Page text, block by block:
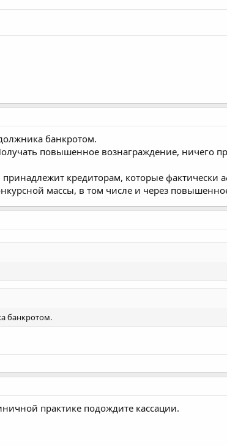
банкротом.
повышенное вознаграждение, ничего
кредиторам, которые
массы, в том числе и через
банкротом.
практике подождите кассации.